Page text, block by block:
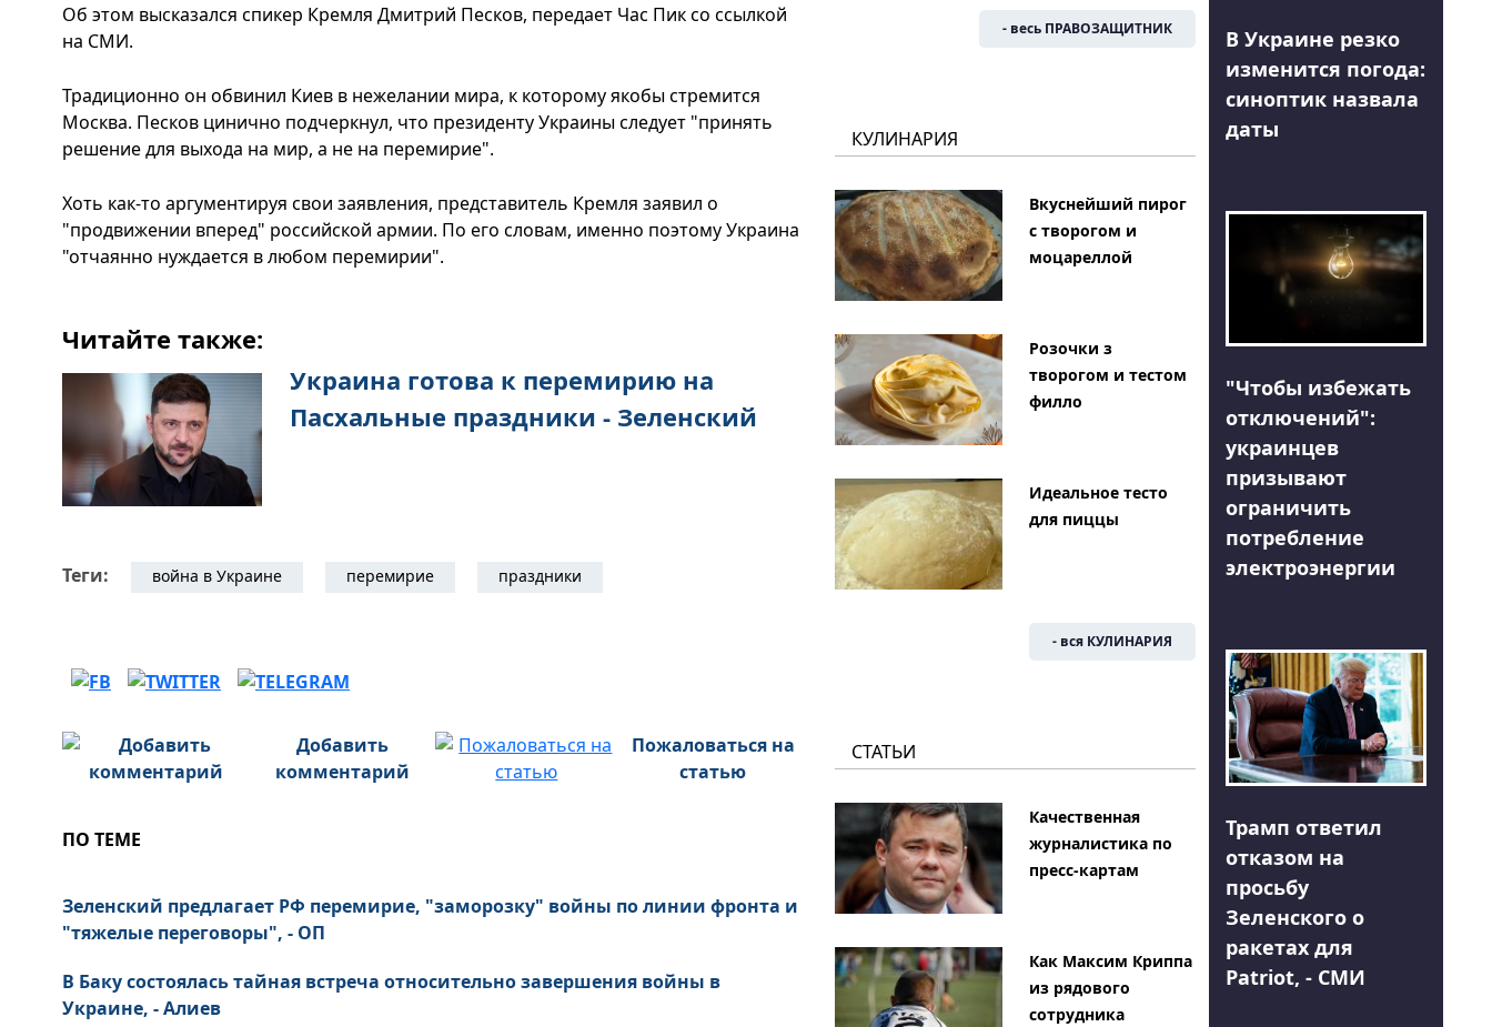
Об этом высказался спикер Кремля Дмитрий Песков, передает Час Пик со ссылкой
на СМИ.
Традиционно он обвинил Киев в нежелании мира, к которому якобы стремится
Москва. Песков цинично подчеркнул, что президенту Украины следует "принять
решение для выхода на мир, а не на перемирие".
Хоть как-то аргументируя свои заявления, представитель Кремля заявил о
"продвижении вперед" российской армии. По его словам, именно поэтому Украина
"отчаянно нуждается в любом перемирии".
Читайте также:
Украина готова к перемирию на
Пасхальные праздники - Зеленский
Теги: война в Украине перемирие праздники
Добавить
комментарий
Пожаловаться на
статью
ПО ТЕМЕ
Зеленский предлагает РФ перемирие, "заморозку" войны по линии фронта и
"тяжелые переговоры", - ОП
В Баку состоялась тайная встреча относительно завершения войны в
Украине, - Алиев
- весь ПРАВОЗАЩИТНИК
КУЛИНАРИЯ
Вкуснейший пирог
с творогом и
моцареллой
Розочки з
творогом и тестом
филло
Идеальное тесто
для пиццы
- вся КУЛИНАРИЯ
СТАТЬИ
Качественная
журналистика по
пресс-картам
Как Максим Криппа
из рядового
сотрудника
В Украине резко
изменится погода:
синоптик назвала
даты
"Чтобы избежать
отключений":
украинцев
призывают
ограничить
потребление
электроэнергии
Трамп ответил
отказом на
просьбу
Зеленского о
ракетах для
Patriot, - СМИ